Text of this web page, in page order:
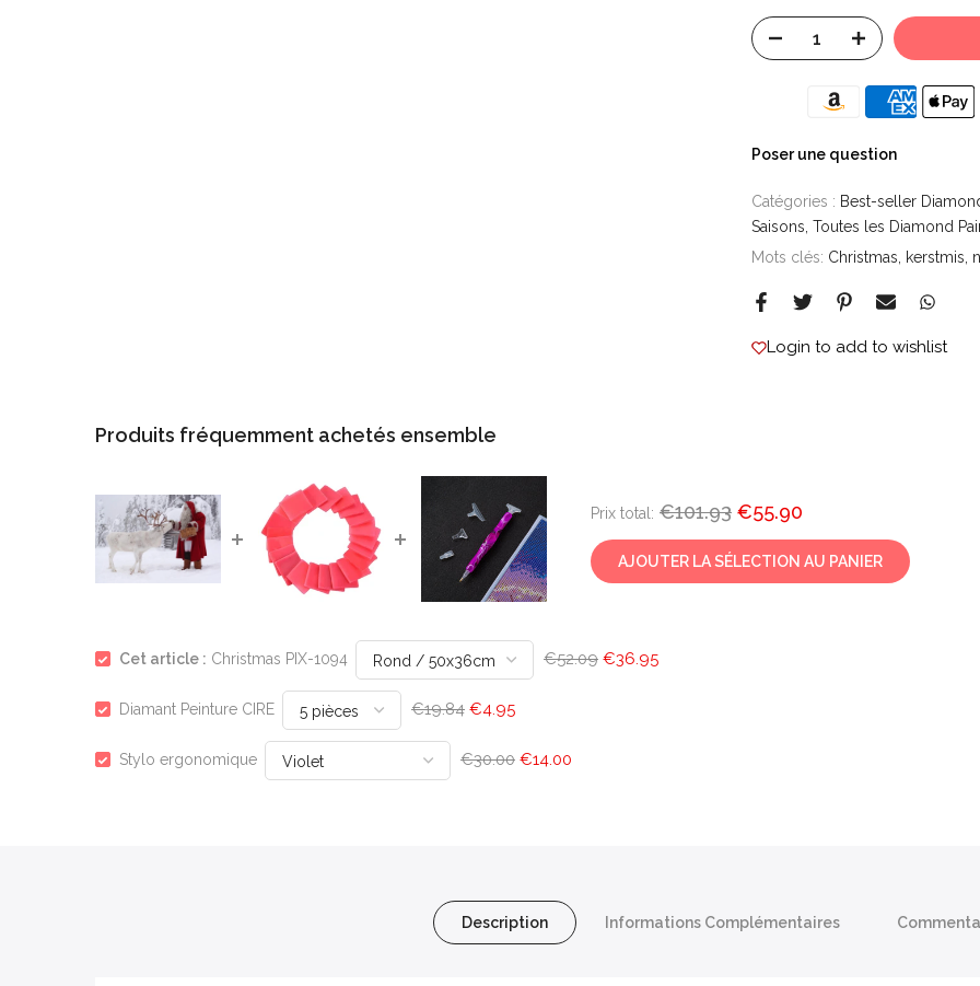
Poser une question
Catégories : Best-seller
Saisons Toutes les Diamond
Mots clés: Christmas kerstmis
Login to add to wishlist
Produits fréquemment achetés ensemble
Prix ​​total: €101.93 €55.90
AJOUTER LA SÉLECTION AU PANIER
Cet article : Christmas PIX-1094 €52.09 €36.95
Diamant Peinture CIRE €19.84 €4.95
Stylo ergonomique €30.00 €14.00
Description Informations Complémentaires